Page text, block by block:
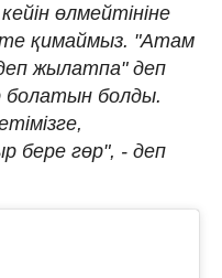
өлмейтініне
те қимаймыз. "Атам
жылатпа" деп
болды.
бере гөр", - деп